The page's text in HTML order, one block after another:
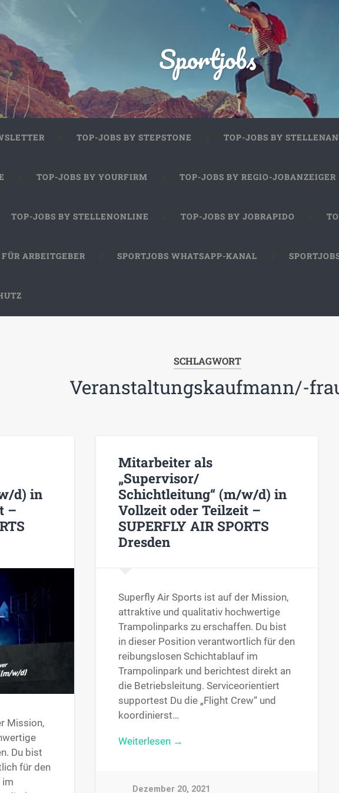
Sportjobs
TOP-JOBS BY STEPSTONE TOP-JOBS BY
TOP-JOBS BY YOURFIRM TOP-JOBS BY REGIO-JOBANZEIGER
TOP-JOBS BY STELLENONLINE TOP-JOBS BY JOBRAPIDO
FÜR ARBEITGEBER SPORTJOBS WHATSAPP-KANAL
SCHLAGWORT
Veranstaltungskaufmann/-
d) in
–
Mission,
Du bist
für den
im
Mitarbeiter als
„Supervisor/
Schichtleitung“ (m/w/d) in
Vollzeit oder Teilzeit –
SUPERFLY AIR SPORTS
Dresden
Superfly Air Sports ist auf der Mission,
attraktive und qualitativ hochwertige
Trampolinparks zu erschaffen. Du bist
in dieser Position verantwortlich für den
reibungslosen Schichtablauf im
Trampolinpark und berichtest direkt an
die Betriebsleitung. Serviceorientiert
supportest Du die „Flight Crew“ und
koordinierst…
Weiterlesen →
Dezember 20, 2021